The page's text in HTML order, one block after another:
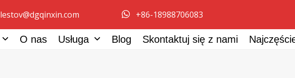
lestov@dgqinxin.com +86-18988706083
O nas Usługa Blog Skontaktuj się z nami